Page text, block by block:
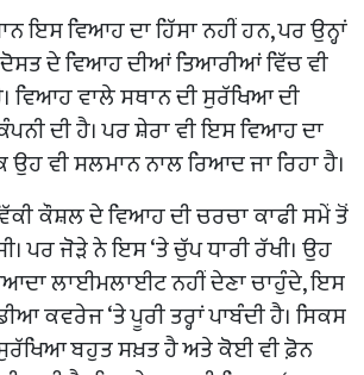
ਇਸ ਵਿਆਹ ਦਾ ਹਿੱਸਾ ਨਹੀਂ ਹਨ, ਪਰ ਉਨ੍ਹਾਂ
ਦੇ ਵਿਆਹ ਦੀਆਂ ਤਿਆਰੀਆਂ ਵਿੱਚ ਵੀ
ਵਾਲੇ ਸਥਾਨ ਦੀ ਸੁਰੱਖਿਆ ਦੀ
ਦੀ ਹੈ। ਪਰ ਸ਼ੇਰਾ ਵੀ ਇਸ ਵਿਆਹ ਦਾ
ਉਹ ਵੀ ਸਲਮਾਨ ਨਾਲ ਰਿਆਦ ਜਾ ਰਿਹਾ ਹੈ।
ਕੌਸ਼ਲ ਦੇ ਵਿਆਹ ਦੀ ਚਰਚਾ ਕਾਫੀ ਸਮੇਂ ਤੋਂ
ਪਰ ਜੋੜੇ ਨੇ ਇਸ ‘ਤੇ ਚੁੱਪ ਧਾਰੀ ਰੱਖੀ। ਉਹ
ਲਾਈਮਲਾਈਟ ਨਹੀਂ ਦੇਣਾ ਚਾਹੁੰਦੇ, ਇਸ
ਕਵਰੇਜ ‘ਤੇ ਪੂਰੀ ਤਰ੍ਹਾਂ ਪਾਬੰਦੀ ਹੈ। ਸਿਕਸ
ਸੁਰੱਖਿਆ ਬਹੁਤ ਸਖ਼ਤ ਹੈ ਅਤੇ ਕੋਈ ਵੀ ਫ਼ੋਨ